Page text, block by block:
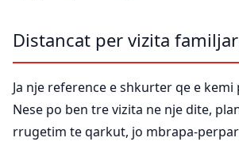
Distancat per vizita
Ja nje reference e shkurter qe e
Nese po ben tre vizita ne nje dite,
rrugetim te qarkut, jo mbrapa-